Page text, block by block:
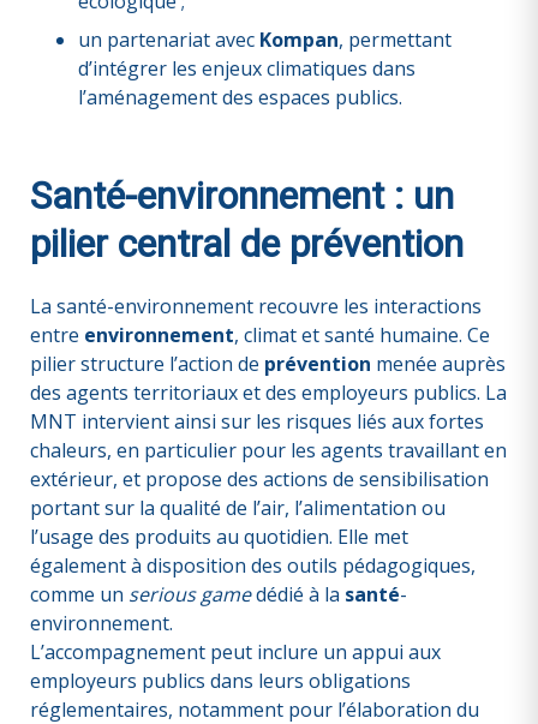
un partenariat avec Kompan, permettant
d’intégrer les enjeux climatiques dans
l’aménagement des espaces publics.
Santé-environnement : un
pilier central de prévention
La santé-environnement recouvre les interactions
entre environnement, climat et santé humaine. Ce
pilier structure l’action de prévention menée auprès
des agents territoriaux et des employeurs publics. La
MNT intervient ainsi sur les risques liés aux fortes
chaleurs, en particulier pour les agents travaillant en
extérieur, et propose des actions de sensibilisation
portant sur la qualité de l’air, l’alimentation ou
l’usage des produits au quotidien. Elle met
également à disposition des outils pédagogiques,
comme un serious gamedédié à la santé-
environnement.
L’accompagnement peut inclure un appui aux
employeurs publics dans leurs obligations
réglementaires, notamment pour l’élaboration du